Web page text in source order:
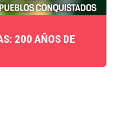
200 AÑOS DE